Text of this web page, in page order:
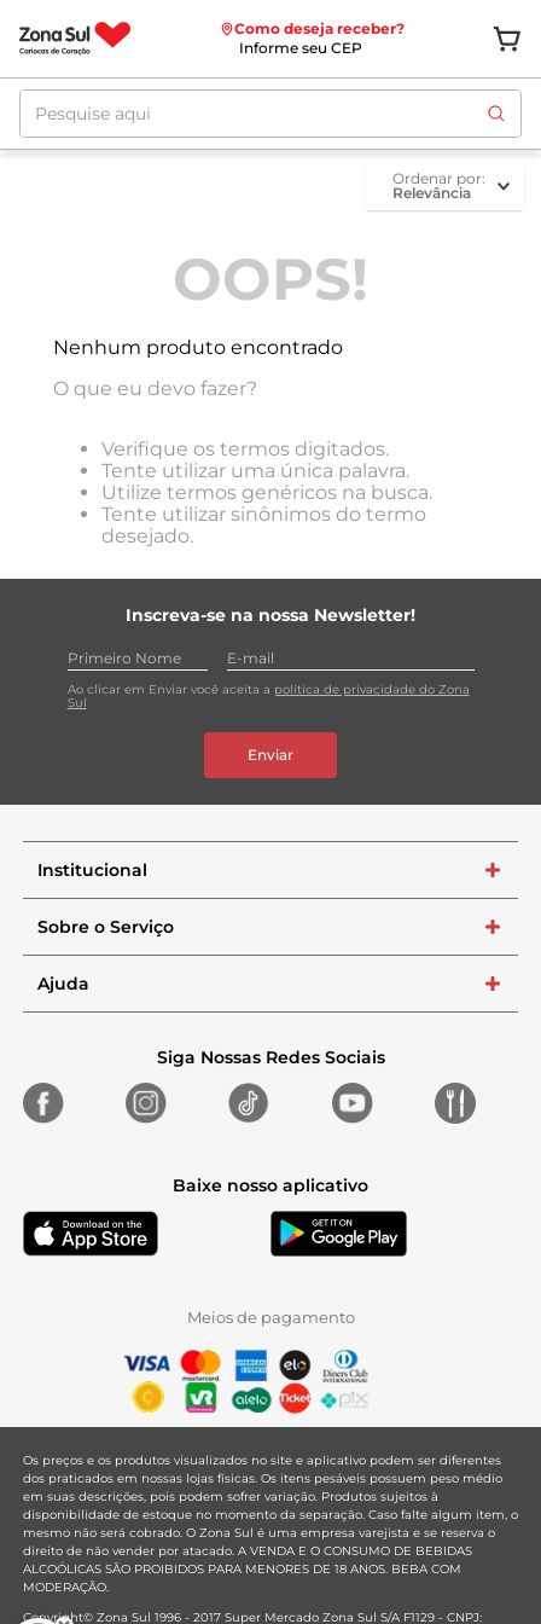
Como deseja receber?
Informe seu CEP
Pesquise aqui
ordenar por
Relevância
OOPS!
Nenhum produto encontrado
O que eu devo fazer?
Verifique os termos digitados.
Tente utilizar uma única palavra.
Utilize termos genéricos na busca.
Tente utilizar sinônimos do termo
desejado.
Inscreva-se na nossa Newsletter!
Ao clicar em Enviar você aceita a política de privacidade do Zona
Sul
Enviar
Institucional +
Sobre o Serviço +
Ajuda +
Siga Nossas Redes Sociais
Baixe nosso aplicativo
Meios de pagamento
Os preços e os produtos visualizados no site e aplicativo podem ser diferentes
dos praticados em nossas lojas físicas. Os itens pesáveis possuem peso médio
em suas descrições, pois podem sofrer variação. Produtos sujeitos à
disponibilidade de estoque no momento da separação. Caso falte algum item, o
mesmo não será cobrado. O Zona Sul é uma empresa varejista e se reserva o
direito de não vender por atacado. A VENDA E O CONSUMO DE BEBIDAS
ALCOÓLICAS SÃO PROIBIDOS PARA MENORES DE 18 ANOS. BEBA COM
MODERAÇÃO.
Copyright© Zona Sul 1996 - 2017 Super Mercado Zona Sul S/A F1129 - CNPJ: